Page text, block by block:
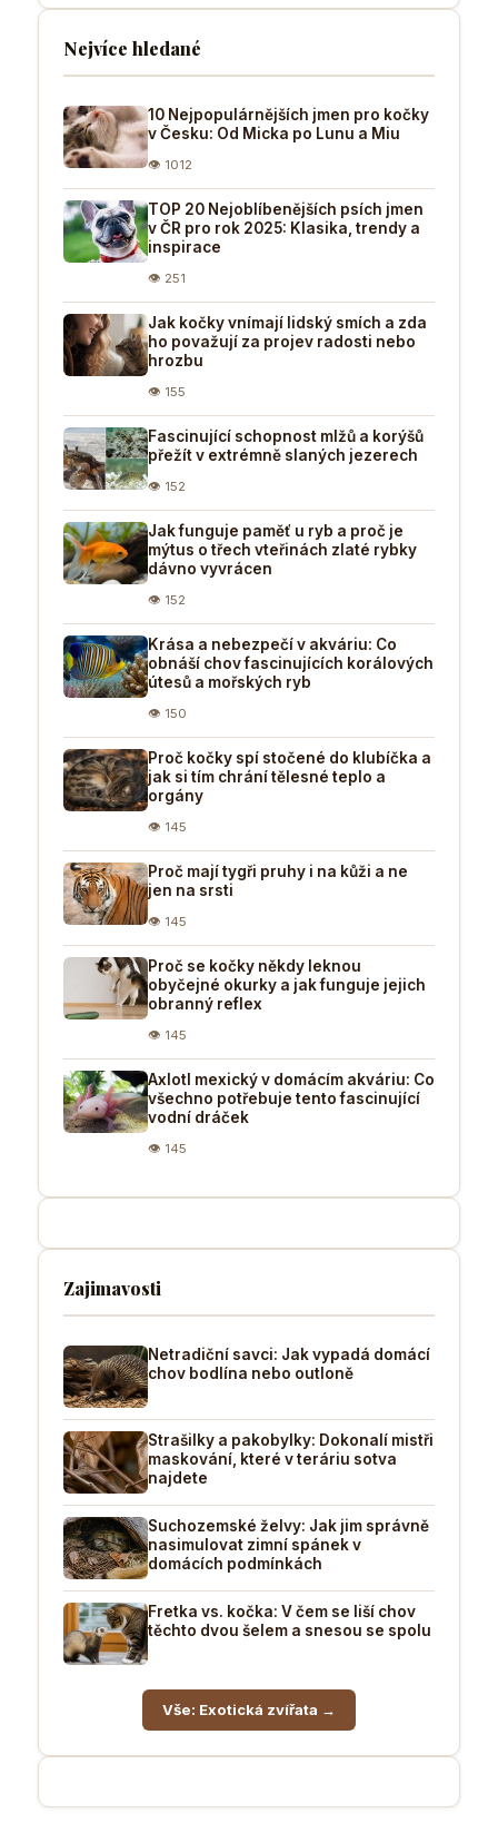
Nejvíce hledané
10 Nejpopulárnějších jmen pro kočky
v Česku: Od Micka po Lunu a Miu
👁 1012
TOP 20 Nejoblíbenějších psích jmen
v ČR pro rok 2025: Klasika, trendy a
inspirace
👁 251
Jak kočky vnímají lidský smích a zda
ho považují za projev radosti nebo
hrozbu
👁 155
Fascinující schopnost mlžů a korýšů
přežít v extrémně slaných jezerech
👁 152
Jak funguje paměť u ryb a proč je
mýtus o třech vteřinách zlaté rybky
dávno vyvrácen
👁 152
Krása a nebezpečí v akváriu: Co
obnáší chov fascinujících korálových
útesů a mořských ryb
👁 150
Proč kočky spí stočené do klubíčka a
jak si tím chrání tělesné teplo a
orgány
👁 145
Proč mají tygři pruhy i na kůži a ne
jen na srsti
👁 145
Proč se kočky někdy leknou
obyčejné okurky a jak funguje jejich
obranný reflex
👁 145
Axlotl mexický v domácím akváriu: Co
všechno potřebuje tento fascinující
vodní dráček
👁 145
Zajimavosti
Netradiční savci: Jak vypadá domácí
chov bodlína nebo outloně
Strašilky a pakobylky: Dokonalí mistři
maskování, které v teráriu sotva
najdete
Suchozemské želvy: Jak jim správně
nasimulovat zimní spánek v
domácích podmínkách
Fretka vs. kočka: V čem se liší chov
těchto dvou šelem a snesou se spolu
Vše: Exotická zvířata →